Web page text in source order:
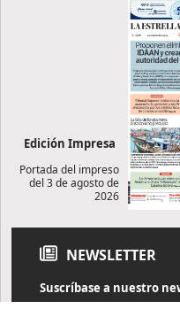
Edición Impresa
Portada del impreso
del 3 de agosto de
2026
NEWSLETTER
Suscríbase a nuestro
Reciba diariamente